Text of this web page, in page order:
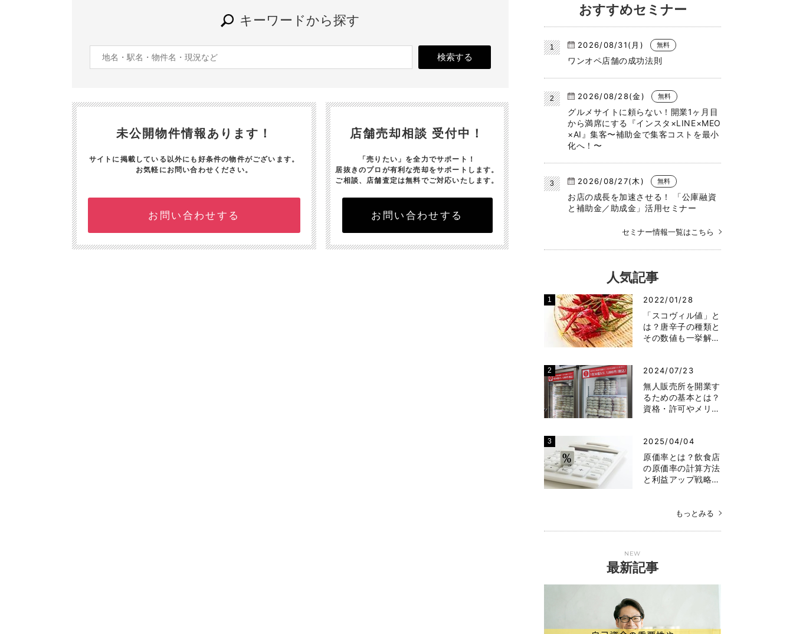
キーワードから探す
未公開物件情報あります！
サイトに掲載している以外にも好条件の物件がございます。
お気軽にお問い合わせください。
お問い合わせする
店舗売却相談 受付中！
「売りたい」を全力でサポート！
居抜きのプロが有利な売却をサポートします。
ご相談、店舗査定は無料でご対応いたします。
お問い合わせする
おすすめセミナー
2026/08/31(月) 無料
ワンオペ店舗の成功法則
2026/08/28(金) 無料
グルメサイトに頼らない！開業1ヶ月目
から満席にする『インスタ×LINE×MEO
×AI』集客〜補助金で集客コストを最小
化へ！〜
2026/08/27(木) 無料
お店の成長を加速させる！ 「公庫融資
と補助金／助成金」活用セミナー
セミナー情報一覧はこちら
人気記事
2022/01/28
「スコヴィル値」と
は？唐辛子の種類と
その数値も一挙解…
2024/07/23
無人販売所を開業す
るための基本とは？
資格・許可やメリ…
2025/04/04
原価率とは？飲食店
の原価率の計算方法
と利益アップ戦略…
もっとみる
NEW
最新記事